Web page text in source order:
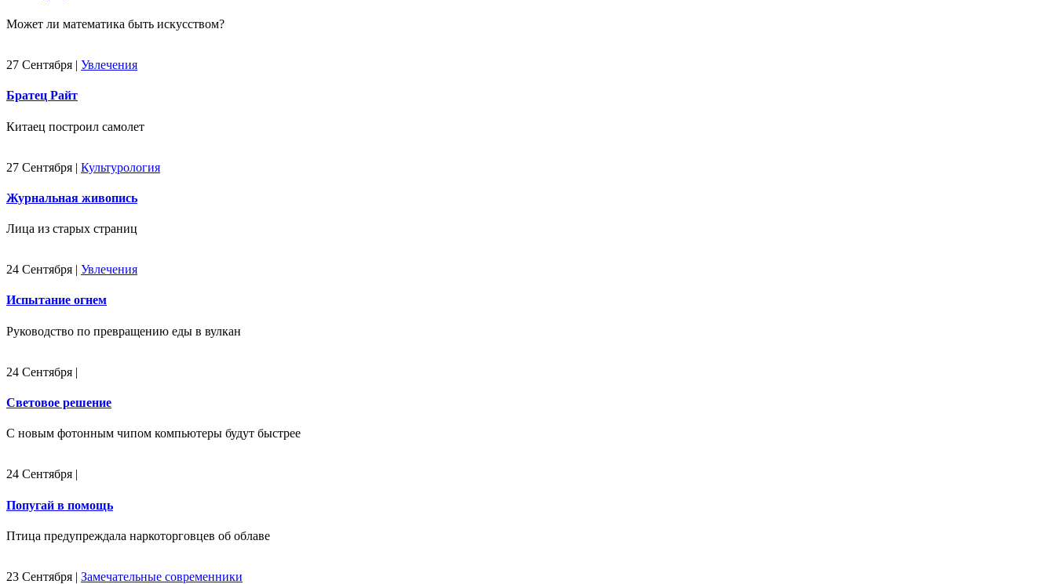
Может ли математика быть искусством?
27 Сентября | Увлечения
Братец Райт
Китаец построил самолет
27 Сентября | Культурология
Журнальная живопись
Лица из старых страниц
24 Сентября | Увлечения
Испытание огнем
Руководство по превращению еды в вулкан
24 Сентября |
Световое решение
С новым фотонным чипом компьютеры будут быстрее
24 Сентября |
Попугай в помощь
Птица предупреждала наркоторговцев об облаве
23 Сентября | Замечательные современники